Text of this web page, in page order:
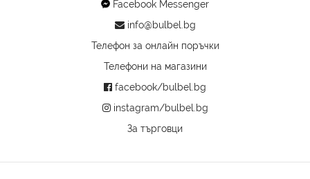
Facebook Messenger
info@bulbel.bg
Телефон за онлайн поръчки
Телефони на магазини
facebook/bulbel.bg
instagram/bulbel.bg
За търговци